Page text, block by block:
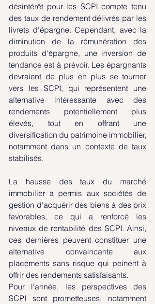
désintérêt pour les SCPI compte tenu
des taux de rendement délivrés par les
livrets d’épargne. Cependant, avec la
diminution de la rémunération des
produits d'épargne, une inversion de
tendance est à prévoir. Les épargnants
devraient de plus en plus se tourner
vers les SCPI, qui représentent une
alternative intéressante avec des
rendements potentiellement plus
élevés, tout en offrant une
diversification du patrimoine immobilier,
notamment dans un contexte de taux
stabilisés.
La hausse des taux du marché
immobilier a permis aux sociétés de
gestion d'acquérir des biens à des prix
favorables, ce qui a renforcé les
niveaux de rentabilité des SCPI. Ainsi,
ces dernières peuvent constituer une
alternative convaincante aux
placements sans risque qui peinent à
offrir des rendements satisfaisants.
Pour l’année, les perspectives des
SCPI sont prometteuses, notamment